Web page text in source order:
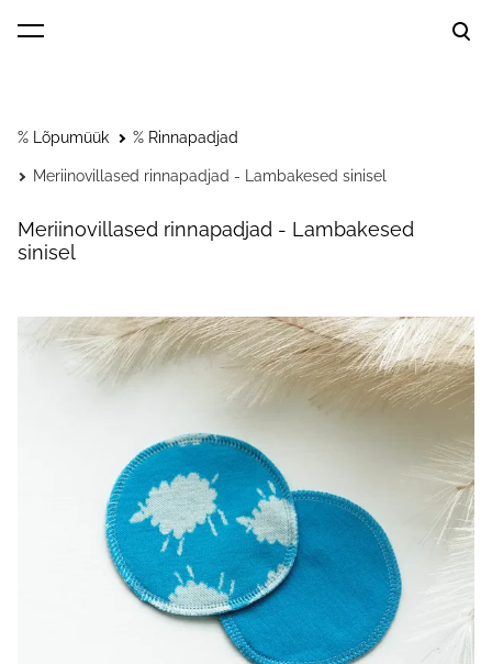
lisati ostukorvi.
% Lõpumüük % Rinnapadjad
Meriinovillased rinnapadjad - Lambakesed sinisel
Meriinovillased rinnapadjad - Lambakesed
sinisel